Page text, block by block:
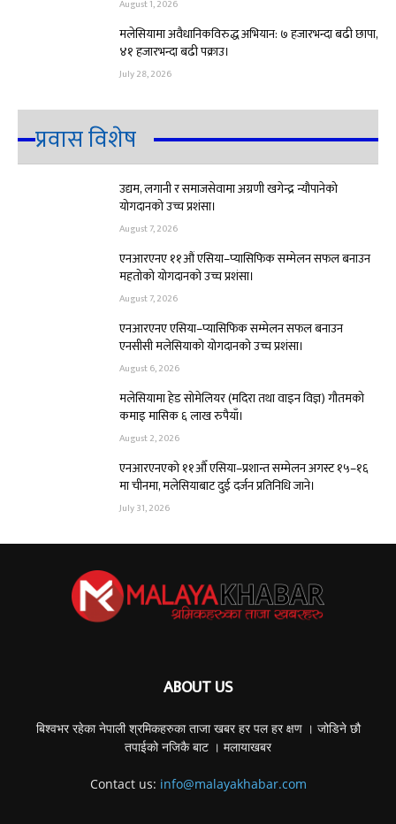
August 1, 2026
मलेसियामा अवैधानिकविरुद्ध अभियान: ७ हजारभन्दा बढी छापा,
४१ हजारभन्दा बढी पक्राउ।
July 28, 2026
प्रवास विशेष
उद्यम, लगानी र समाजसेवामा अग्रणी खगेन्द्र न्यौपानेको
योगदानको उच्च प्रशंसा।
August 7, 2026
एनआरएनए ११औं एसिया–प्यासिफिक सम्मेलन सफल बनाउन
महतोको योगदानको उच्च प्रशंसा।
August 7, 2026
एनआरएनए एसिया–प्यासिफिक सम्मेलन सफल बनाउन
एनसीसी मलेसियाको योगदानको उच्च प्रशंसा।
August 6, 2026
मलेसियामा हेड सोमेलियर (मदिरा तथा वाइन विज्ञ) गौतमको
कमाइ मासिक ६ लाख रुपैयाँ।
August 2, 2026
एनआरएनएको ११औँ एसिया–प्रशान्त सम्मेलन अगस्ट १५–१६
मा चीनमा, मलेसियाबाट दुई दर्जन प्रतिनिधि जाने।
July 31, 2026
ABOUT US
बिश्वभर रहेका नेपाली श्रमिकहरुका ताजा खबर हर पल हर क्षण । जोडिने छौ
तपाईको नजिकै बाट । मलायाखबर
Contact us: info@malayakhabar.com